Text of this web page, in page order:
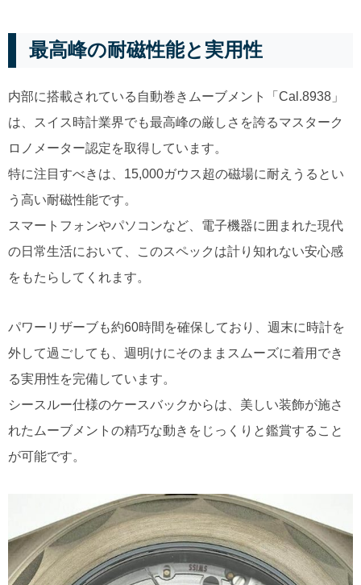
最高峰の耐磁性能と実用性
内部に搭載されている自動巻きムーブメント「Cal.8938」
は、スイス時計業界でも最高峰の厳しさを誇るマスターク
ロノメーター認定を取得しています。
特に注目すべきは、15,000ガウス超の磁場に耐えうるとい
う高い耐磁性能です。
スマートフォンやパソコンなど、電子機器に囲まれた現代
の日常生活において、このスペックは計り知れない安心感
をもたらしてくれます。
パワーリザーブも約60時間を確保しており、週末に時計を
外して過ごしても、週明けにそのままスムーズに着用でき
る実用性を完備しています。
シースルー仕様のケースバックからは、美しい装飾が施さ
れたムーブメントの精巧な動きをじっくりと鑑賞すること
が可能です。